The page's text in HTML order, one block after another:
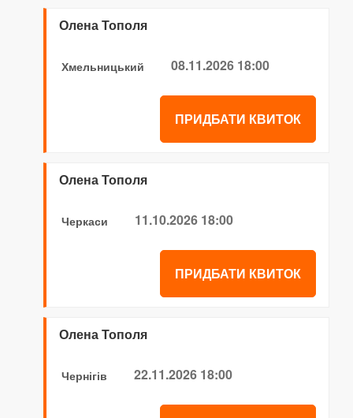
Олена Тополя
Хмельницький 08.11.2026 18:00
ПРИДБАТИ КВИТОК
Олена Тополя
Черкаси 11.10.2026 18:00
ПРИДБАТИ КВИТОК
Олена Тополя
Чернігів 22.11.2026 18:00